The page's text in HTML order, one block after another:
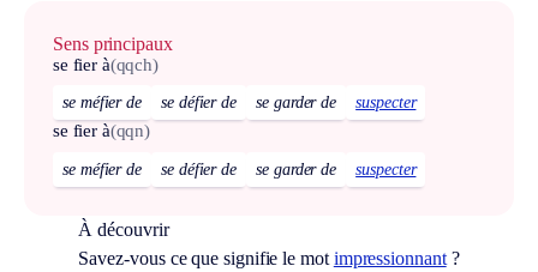
Sens principaux
se fier à(qqch)
se méfier de se défier de se garder de suspecter
se fier à(qqn)
se méfier de se défier de se garder de suspecter
À découvrir
Savez-vous ce que signifie le mot impressionnant?